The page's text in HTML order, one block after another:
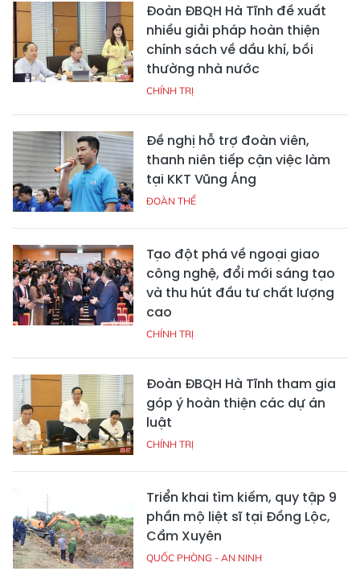
Đoàn ĐBQH Hà Tĩnh đề xuất
nhiều giải pháp hoàn thiện
chính sách về dầu khí, bồi
thường nhà nước
CHÍNH TRỊ
Đề nghị hỗ trợ đoàn viên,
thanh niên tiếp cận việc làm
tại KKT Vũng Áng
ĐOÀN THỂ
Tạo đột phá về ngoại giao
công nghệ, đổi mới sáng tạo
và thu hút đầu tư chất lượng
cao
CHÍNH TRỊ
Đoàn ĐBQH Hà Tĩnh tham gia
góp ý hoàn thiện các dự án
luật
CHÍNH TRỊ
Triển khai tìm kiếm, quy tập 9
phần mộ liệt sĩ tại Đồng Lộc,
Cẩm Xuyên
QUỐC PHÒNG - AN NINH